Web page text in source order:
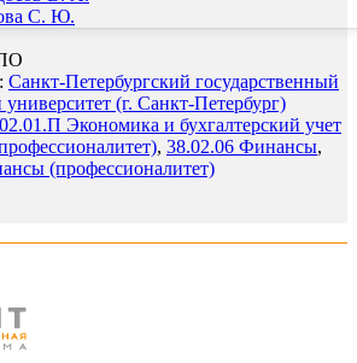
С. Ю.
Санкт-Петербургский государственный
(г. Санкт-Петербург)
Экономика и бухгалтерский учет
, 38.02.06 Финансы,
(профессионалитет)